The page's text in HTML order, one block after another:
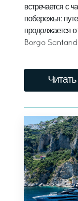
встречается с
побережья:
продолжается
Borgo